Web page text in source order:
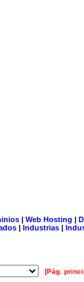
| Web Hosting |
| Industrias |
[Pág.